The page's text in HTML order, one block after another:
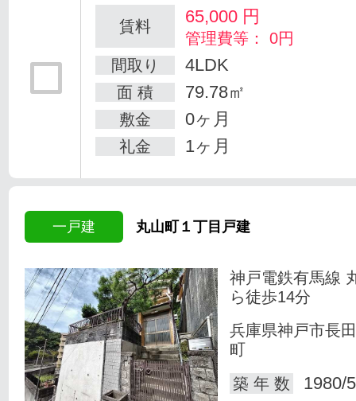
賃料 65,000 円
管理費等： 0円
間取り
4LDK
面 積 79.78㎡
敷金 0ヶ月
礼金 1ヶ月
一戸建 丸山町１丁目戸建
神戸電鉄有馬線
ら徒歩14分
兵庫県神戸市長
町
築 年 数
1980/